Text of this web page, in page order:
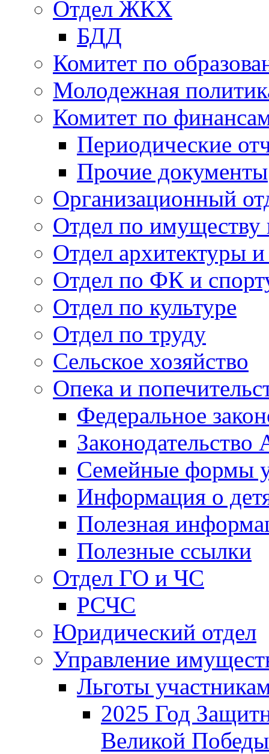
Отдел ЖКХ
БДД
Комитет по
Молодежная
Комитет по
Периодические
Прочие документы
Организационный
Отдел по
Отдел архитектуры и
Отдел по ФК и
Отдел по культуре
Отдел по труду
Сельское хозяйство
Опека и
Федеральное
Законодательство
Семейные формы
Информация о
Полезная
Полезные ссылки
Отдел ГО и ЧС
РСЧС
Юридический отдел
Управление
Льготы
2025 Год
Великой Победы